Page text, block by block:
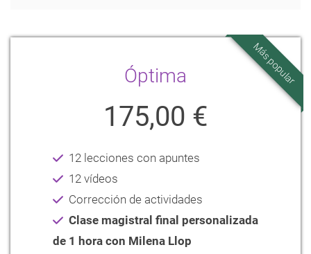
Óptima Más popular
175,00 €
12 lecciones con apuntes
12 vídeos
Corrección de actividades
Clase magistral final personalizada
de 1 hora con Milena Llop